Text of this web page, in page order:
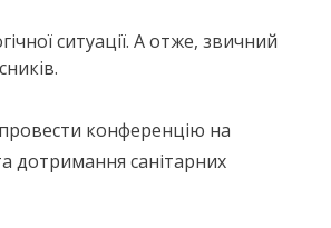
ситуації. А отже, звичний
конференцію на
дотримання санітарних